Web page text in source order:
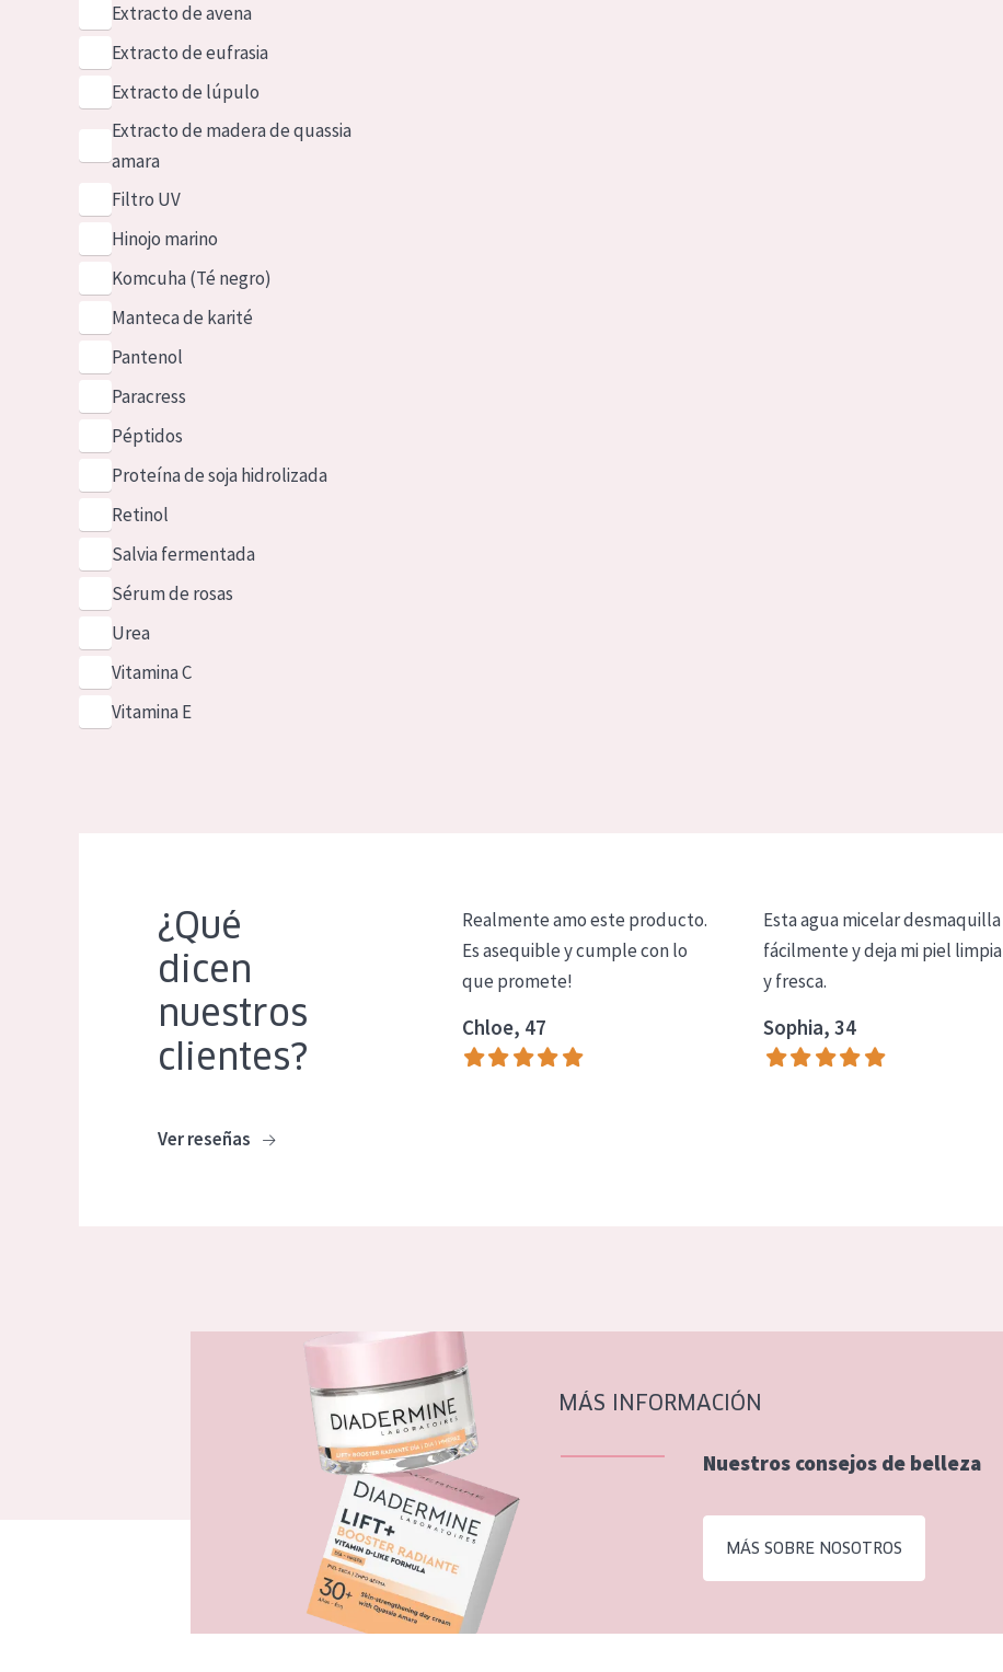
Extracto de avena
Extracto de eufrasia
Extracto de lúpulo
Extracto de madera de quassia
amara
Filtro UV
Hinojo marino
Komcuha (Té negro)
Manteca de karité
Pantenol
Paracress
Péptidos
Proteína de soja hidrolizada
Retinol
Salvia fermentada
Sérum de rosas
Urea
Vitamina C
Vitamina E
¿Qué
dicen
nuestros
clientes?
Ver reseñas
Realmente amo este producto.
Es asequible y cumple con lo
que promete!
Chloe, 47
Esta agua micelar desmaquilla
fácilmente y deja mi piel limpia
y fresca.
Sophia, 34
MÁS INFORMACIÓN
Nuestros consejos de belleza
MÁS SOBRE NOSOTROS